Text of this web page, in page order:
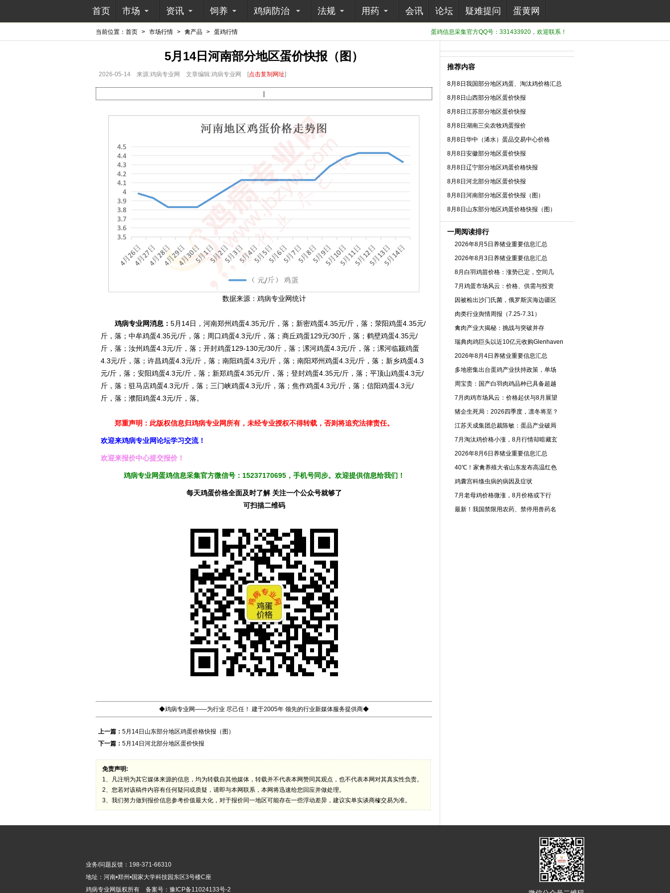
首页 市场 资讯 饲养 鸡病防治 法规 用药 会讯 论坛 疑难提问 蛋黄网
蛋鸡信息采集官方QQ号：331433920，欢迎联系！
当前位置： 首页 > 市场行情 > 禽产品 > 蛋鸡行情
5月14日河南部分地区蛋价快报（图）
2026-05-14 来源:鸡病专业网 文章编辑:鸡病专业网 [点击复制网址]
数据来源：鸡病专业网统计
鸡病专业网消息： 5月14日，河南郑州鸡蛋4.35元/斤，落；新密鸡蛋4.35元/斤，落；荥阳鸡蛋4.35元/
斤，落；中牟鸡蛋4.35元/斤，落；周口鸡蛋4.3元/斤，落；商丘鸡蛋129元/30斤，落；鹤壁鸡蛋4.35元/
斤，落；汝州鸡蛋4.3元/斤，落；开封鸡蛋129-130元/30斤，落；漯河鸡蛋4.3元/斤，落；漯河临颍鸡蛋
4.3元/斤，落；许昌鸡蛋4.3元/斤，落；南阳鸡蛋4.3元/斤，落；南阳邓州鸡蛋4.3元/斤，落；新乡鸡蛋4.3
元/斤，落；安阳鸡蛋4.3元/斤，落；新郑鸡蛋4.35元/斤，落；登封鸡蛋4.35元/斤，落；平顶山鸡蛋4.3元/
斤，落；驻马店鸡蛋4.3元/斤，落；三门峡鸡蛋4.3元/斤，落；焦作鸡蛋4.3元/斤，落；信阳鸡蛋4.3元/
斤，落；濮阳鸡蛋4.3元/斤，落。
郑重声明：此版权信息归鸡病专业网所有，未经专业授权不得转载，否则将追究法律责任。
欢迎来鸡病专业网论坛学习交流！
欢迎来报价中心提交报价！
鸡病专业网蛋鸡信息采集官方微信号：15237170695，手机号同步。欢迎提供信息给我们！
每天鸡蛋价格全面及时了解 关注一个公众号就够了
可扫描二维码
◆鸡病专业网——为行业 尽己任！ 建于2005年 领先的行业新媒体服务提供商◆
上一篇： 5月14日山东部分地区鸡蛋价格快报（图）
下一篇： 5月14日河北部分地区蛋价快报
免责声明:
1、凡注明为其它媒体来源的信息，均为转载自其他媒体，转载并不代表本网赞同其观点，也不代表本网对其真实性负责。
2、您若对该稿件内容有任何疑问或质疑，请即与本网联系，本网将迅速给您回应并做处理。
3、我们努力做到报价信息参考价值最大化，对于报价同一地区可能存在一些浮动差异，建议实单实谈商榷交易为准。
推荐内容
8月8日我国部分地区鸡蛋、淘汰鸡价格汇总
8月8日山西部分地区蛋价快报
8月8日江苏部分地区蛋价快报
8月8日湖南三尖农牧鸡蛋报价
8月8日华中（浠水）蛋品交易中心价格
8月8日安徽部分地区蛋价快报
8月8日辽宁部分地区鸡蛋价格快报
8月8日河北部分地区蛋价快报
8月8日河南部分地区蛋价快报（图）
8月8日山东部分地区鸡蛋价格快报（图）
一周阅读排行
2026年8月5日养猪业重要信息汇总
2026年8月3日养猪业重要信息汇总
8月白羽鸡苗价格：涨势已定，空间几
7月鸡蛋市场风云：价格、供需与投资
因被检出沙门氏菌，俄罗斯滨海边疆区
肉类行业舆情周报（7.25-7.31）
禽肉产业大揭秘：挑战与突破并存
瑞典肉鸡巨头以近10亿元收购Glenhaven
2026年8月4日养猪业重要信息汇总
多地密集出台蛋鸡产业扶持政策，单场
周宝贵：国产白羽肉鸡品种已具备超越
7月肉鸡市场风云：价格起伏与8月展望
猪企生死局：2026四季度，凛冬将至？
江苏天成集团总裁陈敏：蛋品产业破局
7月淘汰鸡价格小涨，8月行情却暗藏玄
2026年8月6日养猪业重要信息汇总
40℃！家禽养殖大省山东发布高温红色
鸡囊宫科绦虫病的病因及症状
7月老母鸡价格微涨，8月价格或下行
最新！我国禁限用农药、禁停用兽药名
业务/问题反馈：198-371-66310
地址：河南•郑州•国家大学科技园东区3号楼C座
鸡病专业网版权所有 备案号： 豫ICP备11024133号-2